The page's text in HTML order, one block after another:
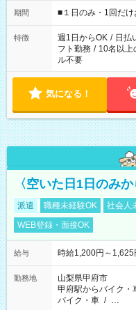
げるお仕事も！ ご希望のお時間に合わせてご紹介！ ※シフトは
ください！
期間 ■１日のみ・1回だけ
特徴 週1日からOK / 日払
フト勤務 / 10名以上
ル不要
気になる！
〈空いた日1日のみ
派遣 職種未経験OK 社会人
WEB登録・面接OK
給与 時給1,200円～1,625
勤務地
山梨県甲府市
甲府駅からバイク・
バイク・車 / …